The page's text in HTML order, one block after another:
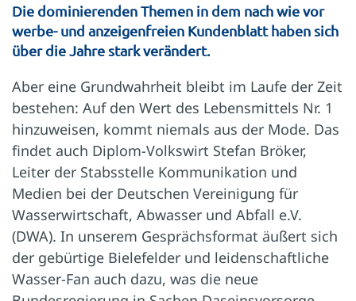
Die dominierenden Themen in dem nach wie vor
werbe- und anzeigenfreien Kundenblatt haben sich
über die Jahre stark verändert.
Aber eine Grundwahrheit bleibt im Laufe der Zeit
bestehen: Auf den Wert des Lebensmittels Nr. 1
hinzuweisen, kommt niemals aus der Mode. Das
findet auch Diplom-Volkswirt Stefan Bröker,
Leiter der Stabsstelle Kommunikation und
Medien bei der Deutschen Vereinigung für
Wasserwirtschaft, Abwasser und Abfall e.V.
(DWA). In unserem Gesprächsformat äußert sich
der gebürtige Bielefelder und leidenschaftliche
Wasser-Fan auch dazu, was die neue